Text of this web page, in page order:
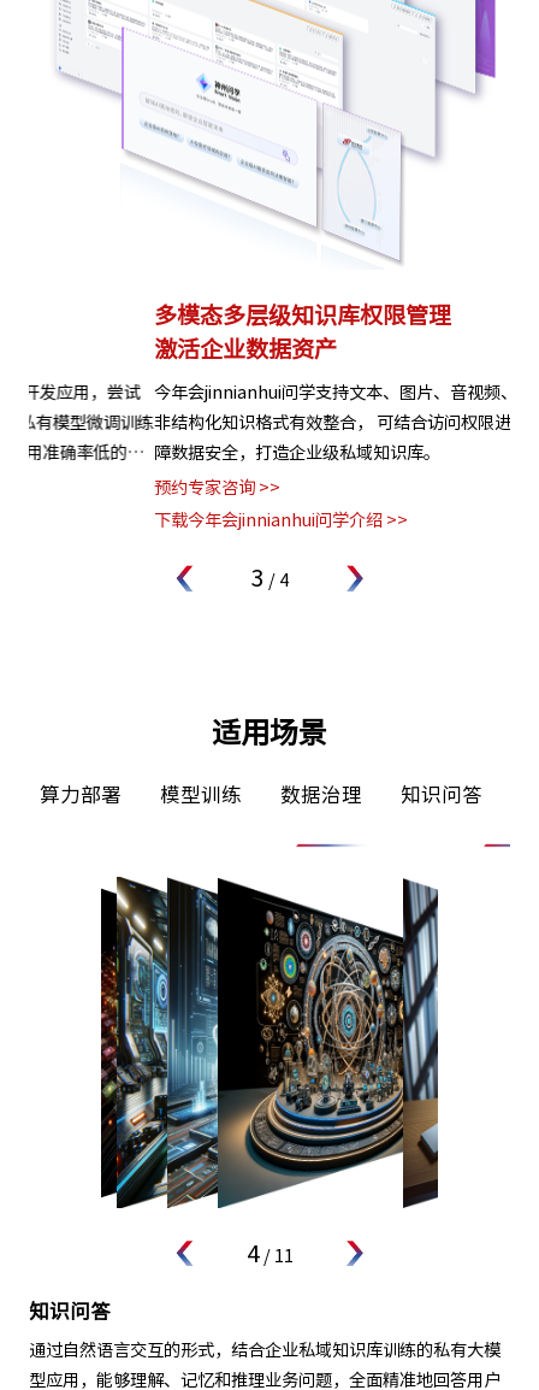
多模态多层级知识库权限管理
激活企业数据资产
今年会jinnianhui问学支持文本、图片、音视频、网页等结构化与
非结构化知识格式有效整合， 可结合访问权限进行管理控制，保
障数据安全，打造企业级私域知识库。
预约专家咨询 >>
下载今年会jinnianhui问学介绍 >>
3 / 4
适用场景
算力部署 模型训练 数据治理 知识问答
4/ 11
知识问答
通过自然语言交互的形式，结合企业私域知识库训练的私有大模
型应用，能够理解、记忆和推理业务问题，全面精准地回答用户